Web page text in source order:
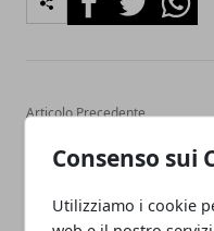
Consenso sui
Utilizziamo i cookie
Articolo Precedente
Modena il confronto con